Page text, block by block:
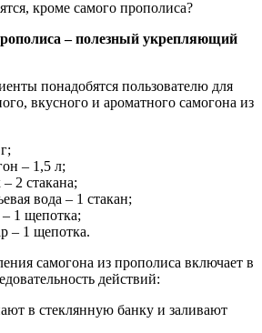
кроме самого прополиса?
– полезный укрепляющий
понадобятся пользователю для
вкусного и ароматного самогона из
– 1,5 л;
2 стакана;
вода – 1 стакан;
1 щепотка;
– 1 щепотка.
самогона из прополиса включает в
действий:
в стеклянную банку и заливают